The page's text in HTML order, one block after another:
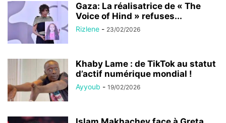
Gaza: La réalisatrice de « The
Voice of Hind » refuses...
Rizlene - 23/02/2026
Khaby Lame : de TikTok au statut
d’actif numérique mondial !
Ayyoub - 19/02/2026